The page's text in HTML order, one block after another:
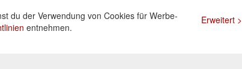
du der Verwendung von Cookies für Werbe-
entnehmen.
Erweitert >